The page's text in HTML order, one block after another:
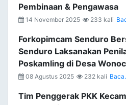
Pembinaan & Pengawasa
14 November 2025 233 kali
Forkopimcam Senduro
Senduro Laksanakan
Poskamling di Desa
08 Agustus 2025 232 kali
Tim Penggerak PKK